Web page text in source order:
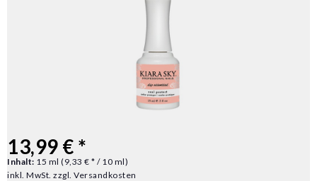
13,99 € *
Inhalt: 15 ml (9,33 € * / 10 ml)
inkl. MwSt. zzgl. Versandkosten